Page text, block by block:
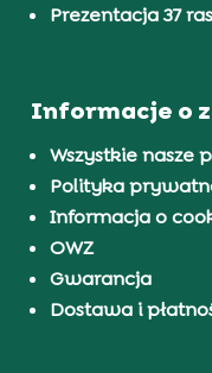
Prezentacja 37
Informacje o
Wszystkie nasze
Polityka
Informacja o
OWZ
Gwarancja
Dostawa i